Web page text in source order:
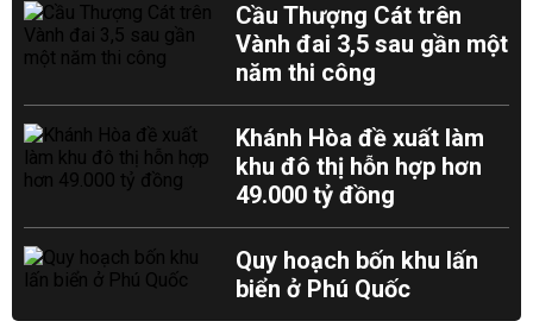
Cầu Thượng Cát trên
Vành đai 3,5 sau gần một
năm thi công
Khánh Hòa đề xuất làm
khu đô thị hỗn hợp hơn
49.000 tỷ đồng
Quy hoạch bốn khu lấn
biển ở Phú Quốc